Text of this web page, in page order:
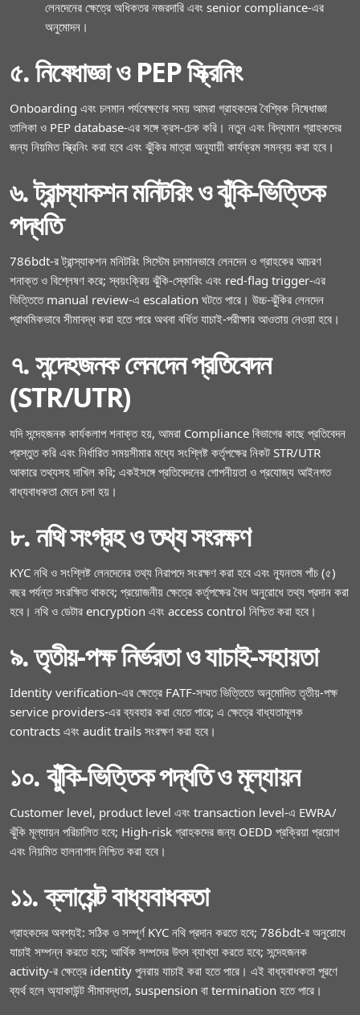
লেনদেনের ক্ষেত্রে অধিকতর নজরদারি এবং senior compliance‑এর
অনুমোদন।
৫. নিষেধাজ্ঞা ও PEP স্ক্রিনিং
Onboarding এবং চলমান পর্যবেক্ষণের সময় আমরা গ্রাহকদের বৈশ্বিক নিষেধাজ্ঞা
তালিকা ও PEP database‑এর সঙ্গে ক্রস‑চেক করি। নতুন এবং বিদ্যমান গ্রাহকদের
জন্য নিয়মিত স্ক্রিনিং করা হবে এবং ঝুঁকির মাত্রা অনুযায়ী কার্যক্রম সমন্বয় করা হবে।
৬. ট্রান্স্যাকশন মনিটরিং ও ঝুঁকি‑ভিত্তিক
পদ্ধতি
786bdt‑র ট্রান্স্যাকশন মনিটরিং সিস্টেম চলমানভাবে লেনদেন ও গ্রাহকের আচরণ
শনাক্ত ও বিশ্লেষণ করে; স্বয়ংক্রিয় ঝুঁকি‑স্কোরিং এবং red‑flag trigger‑এর
ভিত্তিতে manual review‑এ escalation ঘটতে পারে। উচ্চ‑ঝুঁকির লেনদেন
প্রাথমিকভাবে সীমাবদ্ধ করা হতে পারে অথবা বর্ধিত যাচাই‑পরীক্ষার আওতায় নেওয়া হবে।
৭. সন্দেহজনক লেনদেন প্রতিবেদন
(STR/UTR)
যদি সন্দেহজনক কার্যকলাপ শনাক্ত হয়, আমরা Compliance বিভাগের কাছে প্রতিবেদন
প্রস্তুত করি এবং নির্ধারিত সময়সীমার মধ্যে সংশ্লিষ্ট কর্তৃপক্ষের নিকট STR/UTR
আকারে তথ্যসহ দাখিল করি; একইসঙ্গে প্রতিবেদনের গোপনীয়তা ও প্রযোজ্য আইনগত
বাধ্যবাধকতা মেনে চলা হয়।
৮. নথি সংগ্রহ ও তথ্য সংরক্ষণ
KYC নথি ও সংশ্লিষ্ট লেনদেনের তথ্য নিরাপদে সংরক্ষণ করা হবে এবং ন্যূনতম পাঁচ (৫)
বছর পর্যন্ত সংরক্ষিত থাকবে; প্রয়োজনীয় ক্ষেত্রে কর্তৃপক্ষের বৈধ অনুরোধে তথ্য প্রদান করা
হবে। নথি ও ডেটার encryption এবং access control নিশ্চিত করা হবে।
৯. তৃতীয়‑পক্ষ নির্ভরতা ও যাচাই‑সহায়তা
Identity verification‑এর ক্ষেত্রে FATF‑সম্মত ভিত্তিতে অনুমোদিত তৃতীয়‑পক্ষ
service providers‑এর ব্যবহার করা যেতে পারে; এ ক্ষেত্রে বাধ্যতামূলক
contracts এবং audit trails সংরক্ষণ করা হবে।
১০. ঝুঁকি‑ভিত্তিক পদ্ধতি ও মূল্যায়ন
Customer level, product level এবং transaction level‑এ EWRA/
ঝুঁকি মূল্যায়ন পরিচালিত হবে; High‑risk গ্রাহকদের জন্য OEDD প্রক্রিয়া প্রয়োগ
এবং নিয়মিত হালনাগাদ নিশ্চিত করা হবে।
১১. ক্লায়েন্ট বাধ্যবাধকতা
গ্রাহকদের অবশ্যই: সঠিক ও সম্পূর্ণ KYC নথি প্রদান করতে হবে; 786bdt‑র অনুরোধে
যাচাই সম্পন্ন করতে হবে; আর্থিক সম্পদের উৎস ব্যাখ্যা করতে হবে; সন্দেহজনক
activity‑র ক্ষেত্রে identity পুনরায় যাচাই করা হতে পারে। এই বাধ্যবাধকতা পূরণে
ব্যর্থ হলে অ্যাকাউন্ট সীমাবদ্ধতা, suspension বা termination হতে পারে।